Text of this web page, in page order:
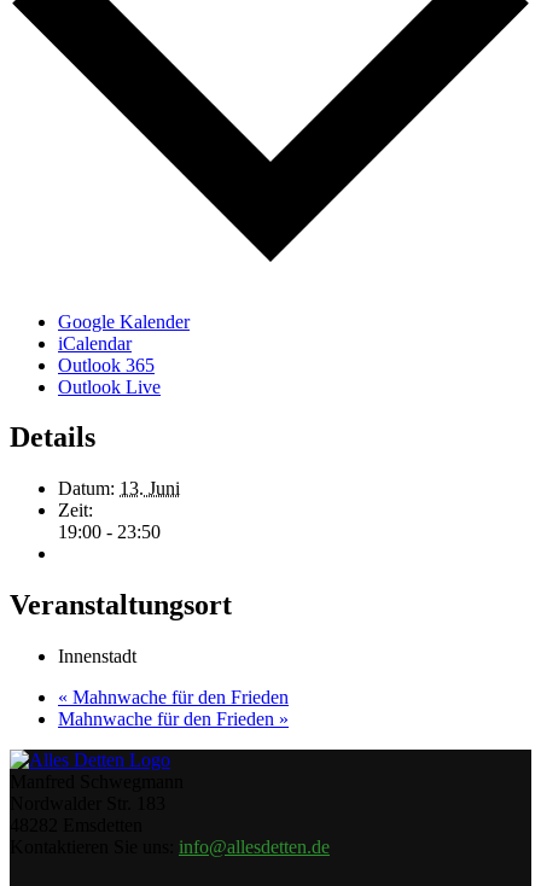
Google Kalender
iCalendar
Outlook 365
Outlook Live
Details
Datum: 13. Juni
Zeit:
19:00 - 23:50
Veranstaltungsort
Innenstadt
« Mahnwache für den Frieden
Mahnwache für den Frieden »
info@allesdetten.de